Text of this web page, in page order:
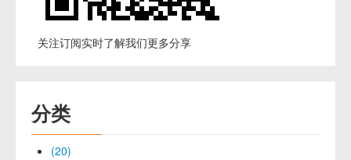
关注订阅实时了解我们更多分享
分类
(20)